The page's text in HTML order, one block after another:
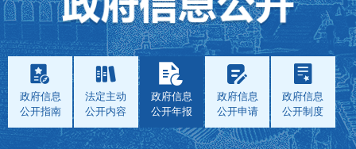
政府信息
公开指南
法定主动
公开内容
政府信息
公开年报
政府信息
公开申请
政府信息
公开制度